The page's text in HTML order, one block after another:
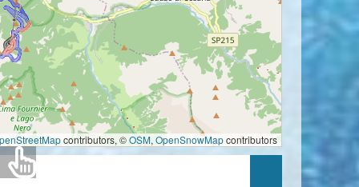
contributors, ©OSM, OpenSnowMapcontributors